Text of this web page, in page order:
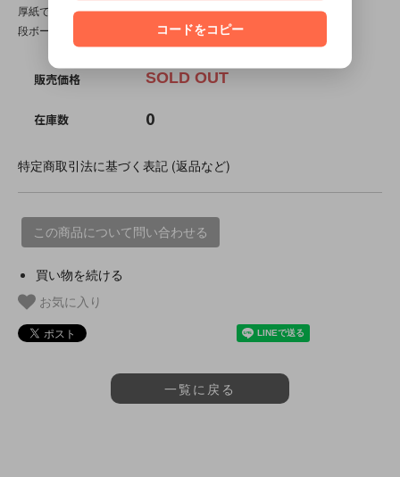
厚紙で補強し、封筒に入れて発送います。
段ボールでの梱包をご希望の場合は【佐川急便】をお選びください。
販売価格 SOLD OUT
在庫数 0
特定商取引法に基づく表記 (返品など)
この商品について問い合わせる
買い物を続ける
お気に入り
一覧に戻る
コードをコピー